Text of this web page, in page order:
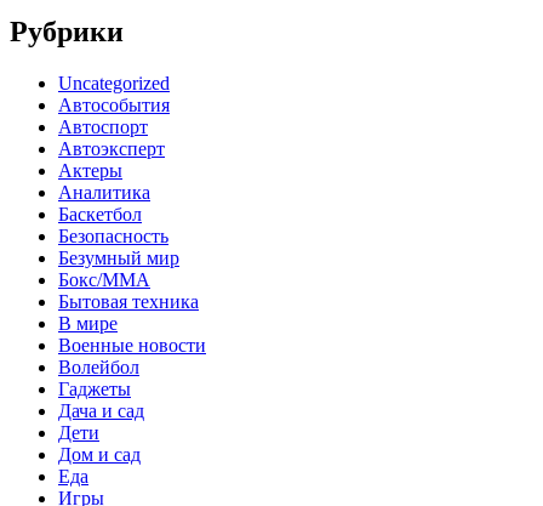
Рубрики
Uncategorized
Автособытия
Автоспорт
Автоэксперт
Актеры
Аналитика
Баскетбол
Безопасность
Безумный мир
Бокс/MMA
Бытовая техника
В мире
Военные новости
Волейбол
Гаджеты
Дача и сад
Дети
Дом и сад
Еда
Игры